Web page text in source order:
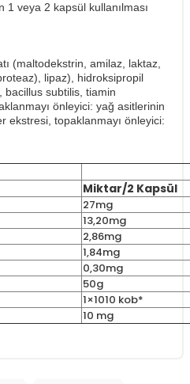
veya 2 kapsül kullanılması
(maltodekstrin, amilaz, laktaz,
lipaz), hidroksipropil
bacillus subtilis, tiamin
önleyici: yağ asitlerinin
ekstresi, topaklanmayı önleyici:
Miktar/2 Kapsül
27mg
13,20mg
2,86mg
1,84mg
0,30mg
50g
1×1010 kob*
10 mg